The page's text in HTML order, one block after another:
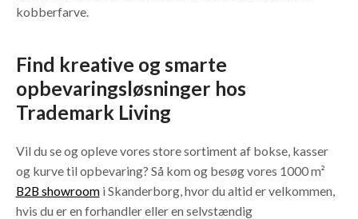
kobberfarve.
Find kreative og smarte
opbevaringsløsninger hos
Trademark Living
Vil du se og opleve vores store sortiment af bokse, kasser
og kurve til opbevaring? Så kom og besøg vores 1000 m²
B2B showroomi Skanderborg, hvor du altid er velkommen,
hvis du er en forhandler eller en selvstændig